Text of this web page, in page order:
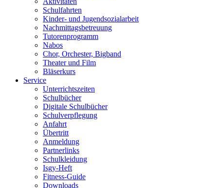
Schulfahrten
Kinder- und Jugendsozialarbeit
Nachmittagsbetreuung
Tutorenprogramm
Nabos
Chor, Orchester, Bigband
Theater und Film
Bläserkurs
Service
Unterrichtszeiten
Schulbücher
Digitale Schulbücher
Schulverpflegung
Anfahrt
Übertritt
Anmeldung
Partnerlinks
Schulkleidung
Isgy-Heft
Fitness-Guide
Downloads